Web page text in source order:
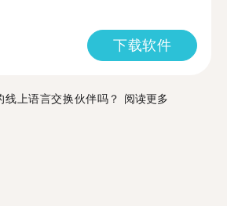
下载软件
上语言交换伙伴吗？ 阅读更多